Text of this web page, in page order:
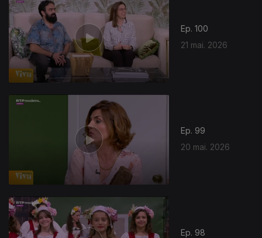
Ep. 100
21 mai. 2026
Ep. 99
20 mai. 2026
Ep. 98
930293